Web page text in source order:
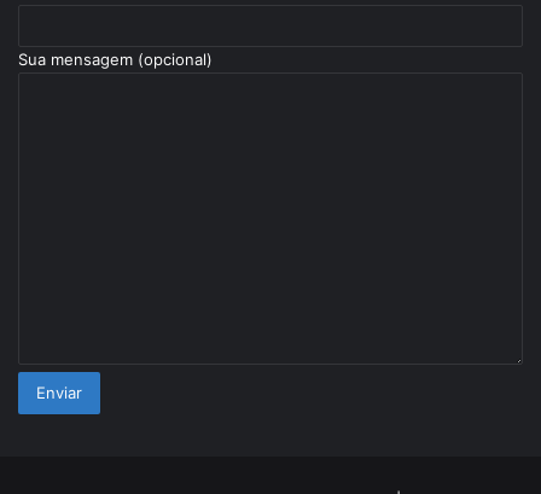
Sua mensagem (opcional)